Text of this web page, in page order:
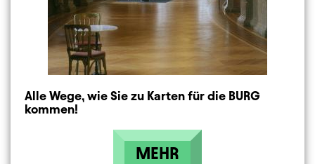
Alle Wege, wie Sie zu Karten für die BURG
kommen!
MEHR